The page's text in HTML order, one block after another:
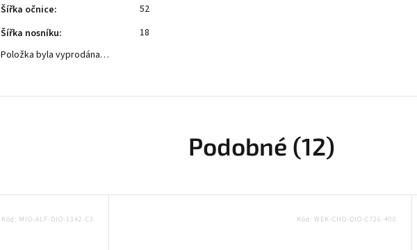
Šířka očnice:
52
Šířka nosníku:
18
Položka byla vyprodána…
Podobné (12)
Kód: MIO-ALF-DIO-1342-C3 Kód:WEK-CHO-DIO-C726-400